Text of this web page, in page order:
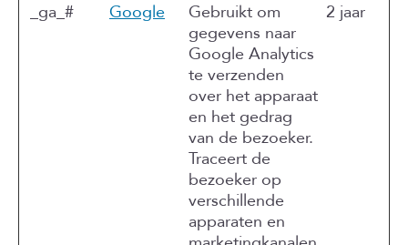
_ga_# Google
Gebruikt om
gegevens naar
Google Analytics
te verzenden
over het apparaat
en het gedrag
van de bezoeker.
Traceert de
bezoeker op
verschillende
apparaten en
2 jaar